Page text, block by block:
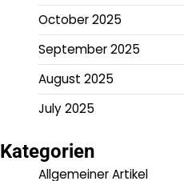
October 2025
September 2025
August 2025
July 2025
Kategorien
Allgemeiner Artikel